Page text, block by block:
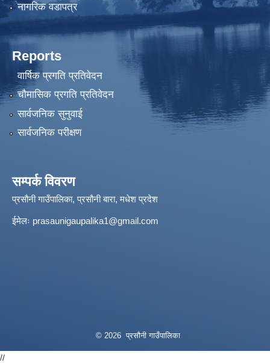
नागरिक वडापत्र
Reports
वार्षिक प्रगति प्रतिवेदन
चौमासिक प्रगति प्रतिवेदन
सार्वजनिक सुनुवाई
सार्वजनिक परीक्षण
सम्पर्क विवरण
प्रसौनी गाउँपालिका, प्रसौनी बारा, मधेश प्रदेश
ईमेलः prasaunigaupalika1@gmail.com
© 2026 प्रसौनी गाउँपालिका
//